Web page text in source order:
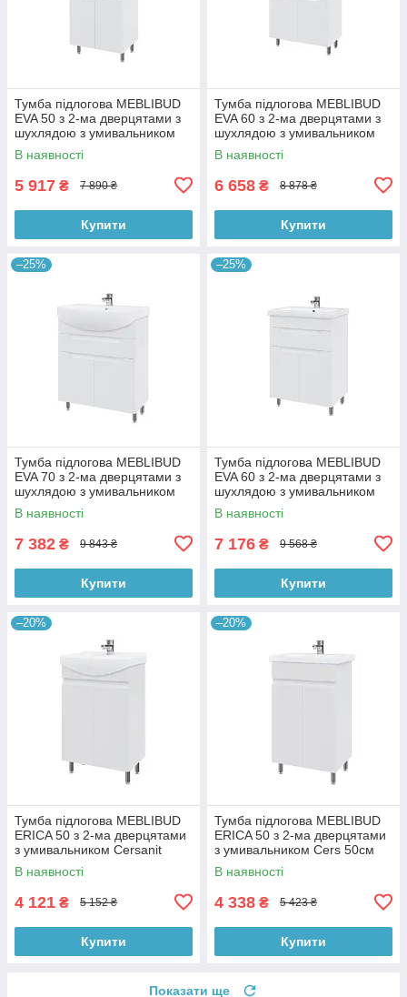
Тумба підлогова MEBLIBUD
EVA 50 з 2-ма дверцятами з
шухлядою з умивальником
Cers 50см біла
В наявності
5 917 ₴ 7 890 ₴
Купити
Тумба підлогова MEBLIBUD
EVA 60 з 2-ма дверцятами з
шухлядою з умивальником
Cersanit Cersania 60см біла
В наявності
6 658 ₴ 8 878 ₴
Купити
–25%
Тумба підлогова MEBLIBUD
EVA 70 з 2-ма дверцятами з
шухлядою з умивальником
Kolo Runa 70см біла
В наявності
7 382 ₴ 9 843 ₴
Купити
–25%
Тумба підлогова MEBLIBUD
EVA 60 з 2-ма дверцятами з
шухлядою з умивальником
Cers 60см біла
В наявності
7 176 ₴ 9 568 ₴
Купити
–20%
Тумба підлогова MEBLIBUD
ERICA 50 з 2-ма дверцятами
з умивальником Cersanit
Cersania 50см біла
В наявності
4 121 ₴ 5 152 ₴
Купити
–20%
Тумба підлогова MEBLIBUD
ERICA 50 з 2-ма дверцятами
з умивальником Cers 50см
біла
В наявності
4 338 ₴ 5 423 ₴
Купити
Показати ще